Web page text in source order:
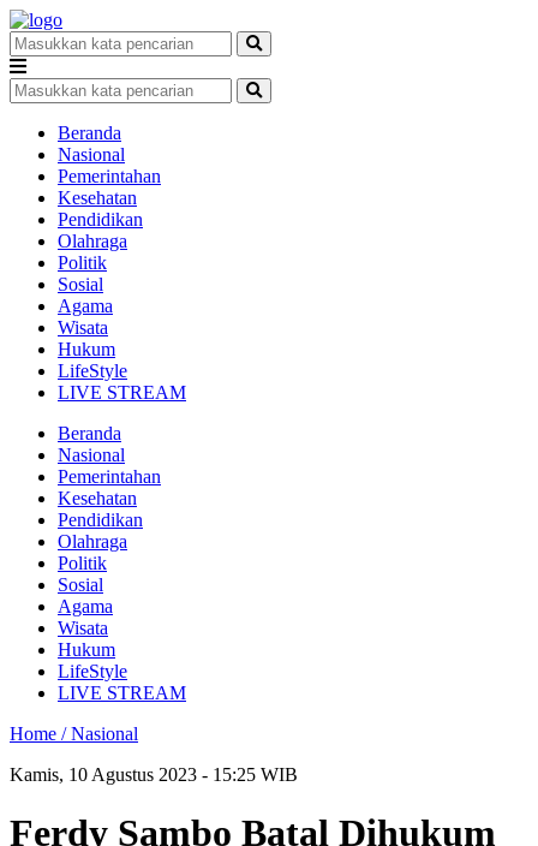
Beranda
Nasional
Pemerintahan
Kesehatan
Pendidikan
Olahraga
Politik
Sosial
Agama
Wisata
Hukum
LifeStyle
LIVE STREAM
Beranda
Nasional
Pemerintahan
Kesehatan
Pendidikan
Olahraga
Politik
Sosial
Agama
Wisata
Hukum
LifeStyle
LIVE STREAM
Home /Nasional
Kamis, 10 Agustus 2023 - 15:25 WIB
Ferdy Sambo Batal Dihukum